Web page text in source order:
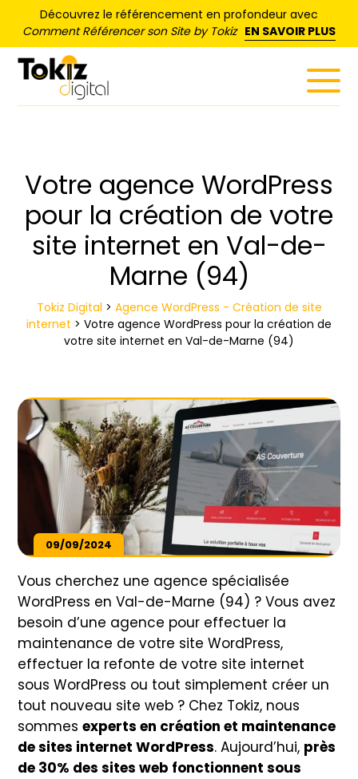
Découvrez le référencement en profondeur avec
Comment Référencer son Site by Tokiz EN SAVOIR PLUS
Votre agence WordPress
pour la création de votre
site internet en Val-de-
Marne (94)
Tokiz Digital > Agence WordPress - Création de site
internet > Votre agence WordPress pour la création de
votre site internet en Val-de-Marne (94)
09/09/2024
Vous cherchez une agence spécialisée
WordPress en Val-de-Marne (94) ? Vous avez
besoin d’une agence pour effectuer la
maintenance de votre site WordPress,
effectuer la refonte de votre site internet
sous WordPress ou tout simplement créer un
tout nouveau site web ? Chez Tokiz, nous
sommesexperts en création et maintenance
de sites internet WordPress. Aujourd’hui, près
de 30% des sites web fonctionnent sous
Panneau de gestion des cookies